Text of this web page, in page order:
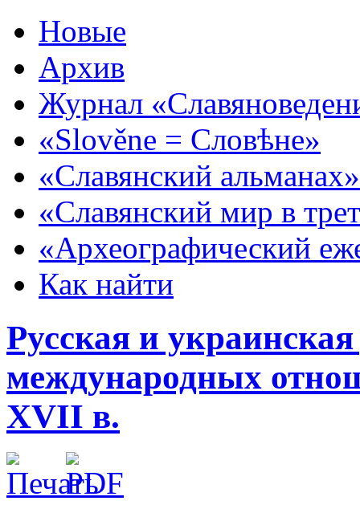
Новые
Архив
Журнал
«Slověne = Словѣне»
«Славянский альманах»
«Славянский мир в
«Археографический
Как найти
Русская и
международных
XVII в.